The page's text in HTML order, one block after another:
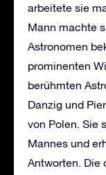
arbeitete sie
Mann machte
Astronomen
prominenten
berühmten
Danzig und
von Polen. Sie
Mannes und
Antworten. Die